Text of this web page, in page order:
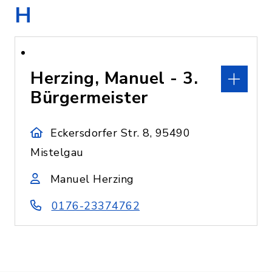
H
Herzing, Manuel - 3.
Bürgermeister
Eckersdorfer Str. 8, 95490
Mistelgau
Manuel Herzing
0176-23374762